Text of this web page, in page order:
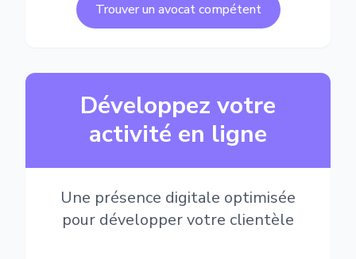
Trouver un avocat compétent
Développez votre
activité en ligne
Une présence digitale optimisée
pour développer votre clientèle